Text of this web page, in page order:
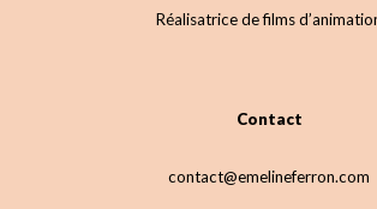
Réalisatrice de films
Contact
contact@emelineferron.com